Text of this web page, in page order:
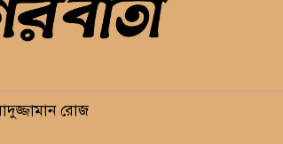
রোজ